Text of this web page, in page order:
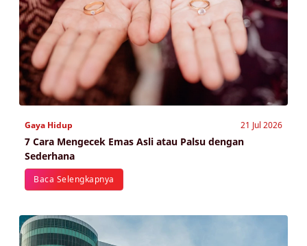
Gaya Hidup 21 Jul 2026
7 Cara Mengecek Emas Asli atau Palsu dengan
Sederhana
Baca Selengkapnya